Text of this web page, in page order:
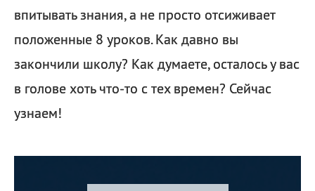
впитывать знания, а не просто отсиживает
положенные 8 уроков. Как давно вы
закончили школу? Как думаете, осталось у вас
в голове хоть что-то с тех времен? Сейчас
узнаем!